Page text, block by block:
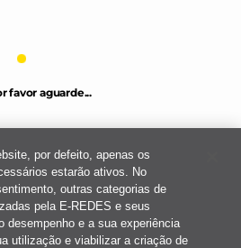
por defeito, apenas os
estarão ativos. No
outras categorias de
pela E-REDES e seus
desempenho e a sua experiência
utilização e viabilizar a criação de